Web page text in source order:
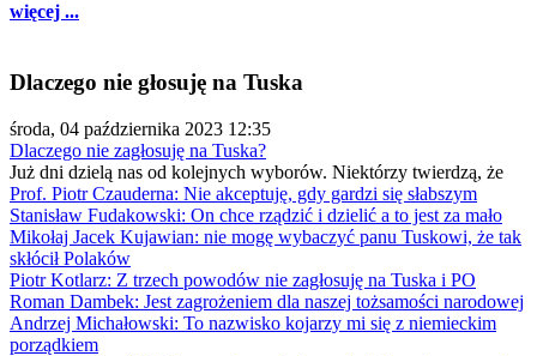
więcej ...
Dlaczego nie głosuję na Tuska
środa, 04 października 2023 12:35
Dlaczego nie zagłosuję na Tuska?
Już dni dzielą nas od kolejnych wyborów. Niektórzy twierdzą, że
Prof. Piotr Czauderna: Nie akceptuję, gdy gardzi się słabszym
Stanisław Fudakowski: On chce rządzić i dzielić a to jest za mało
Mikołaj Jacek Kujawian: nie mogę wybaczyć panu Tuskowi, że tak
skłócił Polaków
Piotr Kotlarz: Z trzech powodów nie zagłosuję na Tuska i PO
Roman Dambek: Jest zagrożeniem dla naszej tożsamości narodowej
Andrzej Michałowski: To nazwisko kojarzy mi się z niemieckim
porządkiem